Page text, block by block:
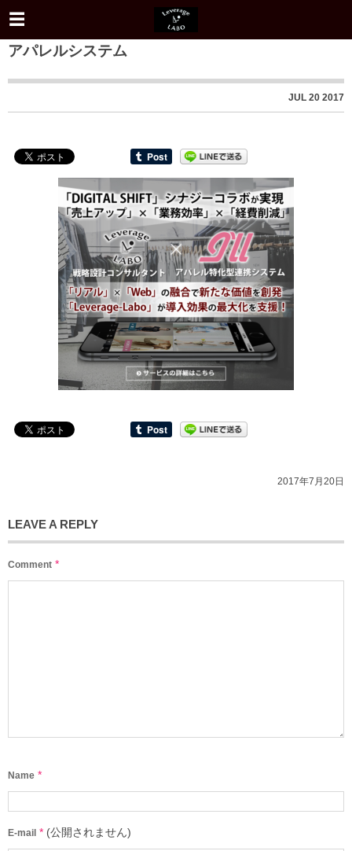
アパレルシステム
JUL 20 2017
2017年7月20日
LEAVE A REPLY
Comment *
Name *
E-mail * (公開されません)